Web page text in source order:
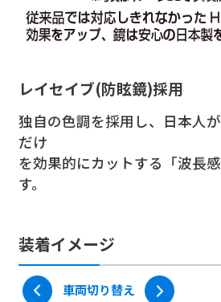
レイセイブ(防眩鏡)採用
独自の色調を採用し、日本人
だけ
を効果的にカットする「波長
す。
ワイドミラー(広角鏡)
純正に比べ曲率が高く広い視
死角を大きくカバー出来高品質
Callsight mirror
純正ミラーの上に貼るだけの
高品質ミラー
装着イメージ
車両切り替え